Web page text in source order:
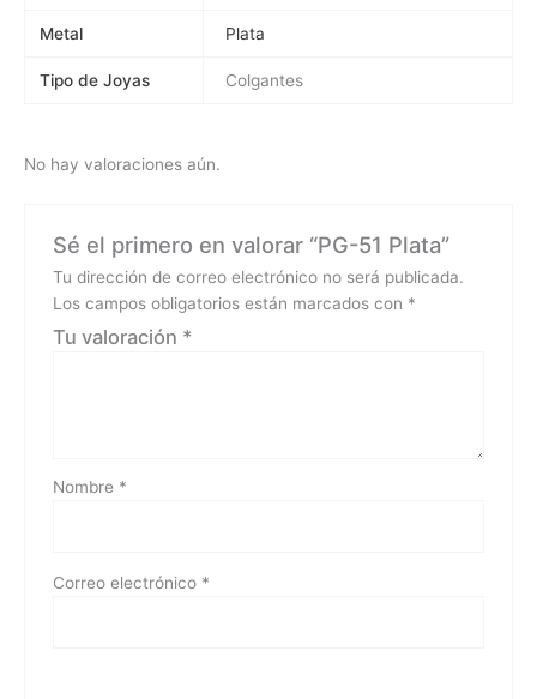
Metal Plata
Tipo de Joyas Colgantes
No hay valoraciones aún.
Sé el primero en valorar “PG-51 Plata”
Tu dirección de correo electrónico no será publicada.
Los campos obligatorios están marcados con *
Tu valoración *
Nombre *
Correo electrónico *